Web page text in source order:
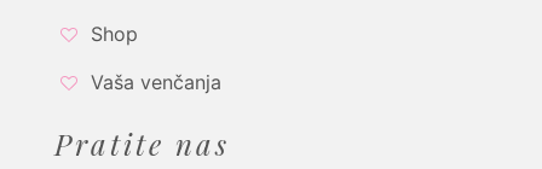
Shop
Vaša venčanja
Pratite nas